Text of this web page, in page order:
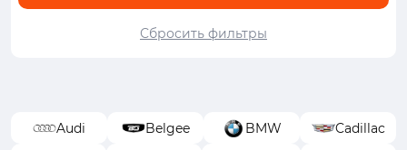
Сбросить фильтры
Audi Belgee BMW
Cadillac